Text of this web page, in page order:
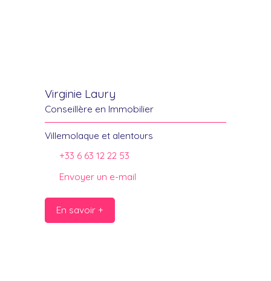
Virginie Laury
Conseillère en Immobilier
Villemolaque et alentours
+33 6 63 12 22 53
Envoyer un e-mail
En savoir +